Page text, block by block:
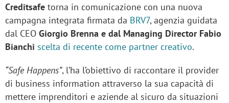
Creditsafe torna in comunicazione con una nuova
campagna integrata firmata da BRV7, agenzia guidata
dal CEO Giorgio Brenna e dal Managing Director Fabio
Bianchi scelta di recente come partner creativo.
“Safe Happens”, l’ha l’obiettivo di raccontare il provider
di business information attraverso la sua capacità di
mettere imprenditori e aziende al sicuro da situazioni